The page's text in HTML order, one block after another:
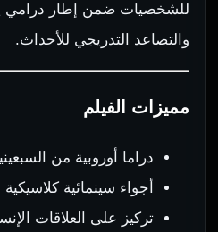
للشخصيات ضمن إطار درامي
والتصاعد التدريجي للأحداث.
مميزات الفيلم
دراما أوروبية من
أجواء سينمائية كلاسيكية
تركيز على العلاقات